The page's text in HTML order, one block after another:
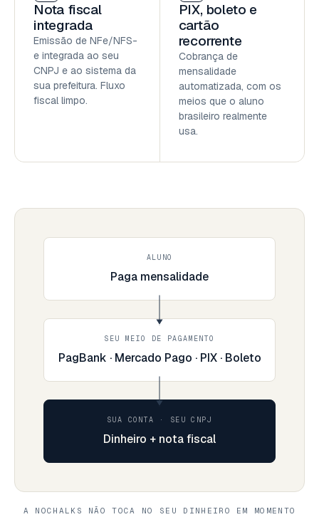
Nota fiscal
integrada
Emissão de NFe/NFS-
e integrada ao seu
CNPJ e ao sistema da
sua prefeitura. Fluxo
fiscal limpo.
PIX, boleto e
cartão
recorrente
Cobrança de
mensalidade
automatizada, com os
meios que o aluno
brasileiro realmente
usa.
ALUNO
Paga mensalidade
SEU MEIO DE PAGAMENTO
PagBank · Mercado Pago · PIX · Boleto
SUA CONTA · SEU CNPJ
Dinheiro + nota fiscal
A NOCHALKS NÃO TOCA NO SEU DINHEIRO EM MOMENTO